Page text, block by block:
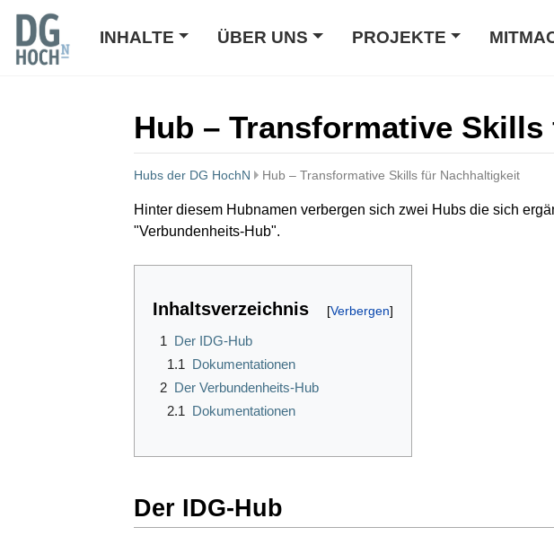
INHALTE ÜBER UNS PROJEKTE
Hub – Transformative
Hubs der DG HochN Hub – Transformative Skills für Nachhaltigkeit
Wechseln zu:Navigation,Suche
Hinter diesem Hubnamen verbergen sich zwei Hubs die sich
"Verbundenheits-Hub".
Inhaltsverzeichnis
1 Der IDG-Hub
1.1 Dokumentationen
2 Der Verbundenheits-Hub
2.1 Dokumentationen
Der IDG-Hub